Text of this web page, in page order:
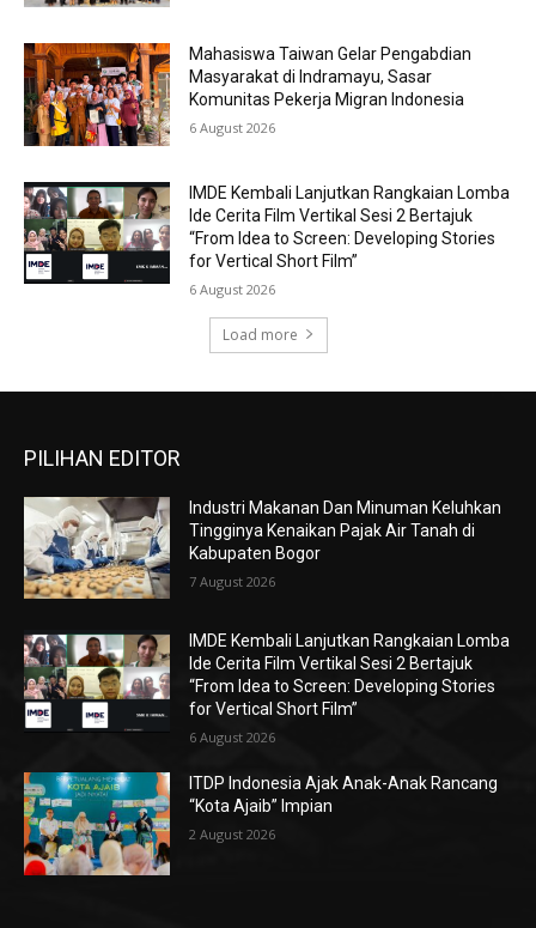
Mahasiswa Taiwan Gelar Pengabdian
Masyarakat di Indramayu, Sasar
Komunitas Pekerja Migran Indonesia
6 August 2026
IMDE Kembali Lanjutkan Rangkaian Lomba
Ide Cerita Film Vertikal Sesi 2 Bertajuk
“From Idea to Screen: Developing Stories
for Vertical Short Film”
6 August 2026
Load more
PILIHAN EDITOR
Industri Makanan Dan Minuman Keluhkan
Tingginya Kenaikan Pajak Air Tanah di
Kabupaten Bogor
7 August 2026
IMDE Kembali Lanjutkan Rangkaian Lomba
Ide Cerita Film Vertikal Sesi 2 Bertajuk
“From Idea to Screen: Developing Stories
for Vertical Short Film”
6 August 2026
ITDP Indonesia Ajak Anak-Anak Rancang
“Kota Ajaib” Impian
2 August 2026